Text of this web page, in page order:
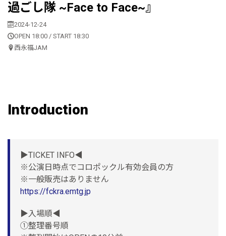
過ごし隊 ~Face to Face~』
2024-12-24
OPEN 18:00 / START 18:30
西永福JAM
Introduction
▶︎TICKET INFO◀︎
※公演日時点でコロポックル有効会員の方
※一般販売はありません
https://fckra.emtg.jp
▶︎入場順◀︎
①整理番号順